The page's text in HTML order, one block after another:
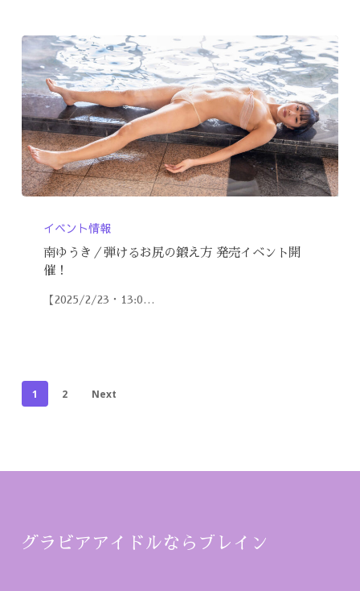
イベント情報
南ゆうき／弾けるお尻の鍛え方 発売イベント開
催！
【2025/2/23・13:0…
1 2 Next
グラビアアイドルならブレイン